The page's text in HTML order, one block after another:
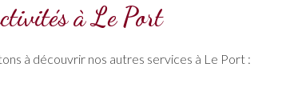
à Le Port
à découvrir nos autres services à Le Port :